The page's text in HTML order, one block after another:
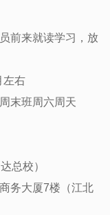
前来就读学习，放
左右
末班周六周天
总校）
务大厦7楼（江北